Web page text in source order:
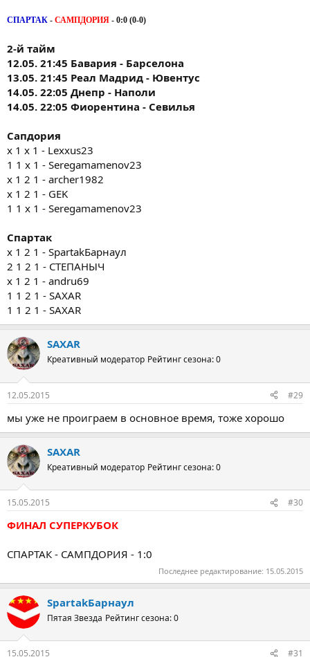
СПАРТАК - САМПДОРИЯ - 0:0 (0-0)
2-й тайм
12.05. 21:45 Бавария - Барселона
13.05. 21:45 Реал Мадрид - Ювентус
14.05. 22:05 Днепр - Наполи
14.05. 22:05 Фиорентина - Севилья
Сапдория
x 1 х 1 - Lexxus23
1 1 х 1 - Seregamamenov23
x 1 2 1 - archer1982
x 1 2 1 - GEK
1 1 х 1 - Seregamamenov23
Спартак
х 1 2 1 - SpartakБарнаул
2 1 2 1 - СТЕПАНЫЧ
х 1 2 1 - andru69
1 1 2 1 - SAXAR
1 1 2 1 - SAXAR
SAXAR
Креативный модератор Рейтинг сезона: 0
12.05.2015 #29
мы уже не проиграем в основное время, тоже хорошо
SAXAR
Креативный модератор Рейтинг сезона: 0
15.05.2015 #30
ФИНАЛ СУПЕРКУБОК
СПАРТАК - САМПДОРИЯ - 1:0
Последнее редактирование: 15.05.2015
SpartakБарнаул
Пятая Звезда Рейтинг сезона: 0
15.05.2015 #31